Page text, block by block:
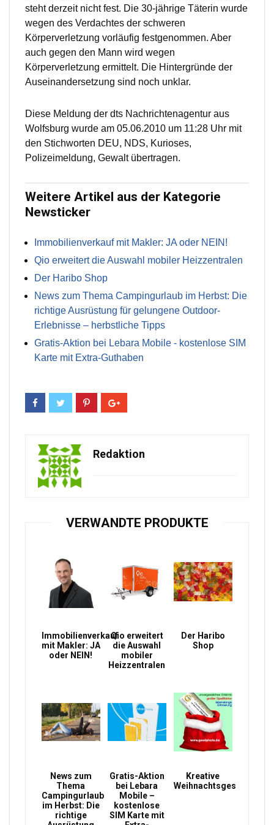
steht derzeit nicht fest. Die 30-jährige Täterin wurde
wegen des Verdachtes der schweren
Körperverletzung vorläufig festgenommen. Aber
auch gegen den Mann wird wegen
Körperverletzung ermittelt. Die Hintergründe der
Auseinandersetzung sind noch unklar.
Diese Meldung der dts Nachrichtenagentur aus
Wolfsburg wurde am 05.06.2010 um 11:28 Uhr mit
den Stichworten DEU, NDS, Kurioses,
Polizeimeldung, Gewalt übertragen.
Weitere Artikel aus der Kategorie
Newsticker
Immobilienverkauf mit Makler: JA oder NEIN!
Qio erweitert die Auswahl mobiler Heizzentralen
Der Haribo Shop
News zum Thema Campingurlaub im Herbst: Die
richtige Ausrüstung für gelungene Outdoor-
Erlebnisse – herbstliche Tipps
Gratis-Aktion bei Lebara Mobile - kostenlose SIM
Karte mit Extra-Guthaben
Redaktion
VERWANDTE PRODUKTE
Immobilienverkauf
mit Makler: JA
oder NEIN!
Qio erweitert
die Auswahl
mobiler
Heizzentralen
Der Haribo
Shop
News zum
Thema
Campingurlaub
im Herbst: Die
richtige
Gratis-Aktion
bei Lebara
Mobile –
kostenlose
SIM Karte mit
Kreative
Weihnachtsgeschenke